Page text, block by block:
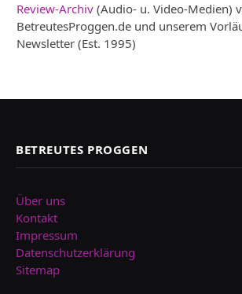
Review-Archiv (Audio- u. Video-Medien)
BetreutesProggen.de und unserem
Newsletter (Est. 1995)
BETREUTES PROGGEN
Über uns
Kontakt
Impressum
Datenschutzerklärung
Sitemap